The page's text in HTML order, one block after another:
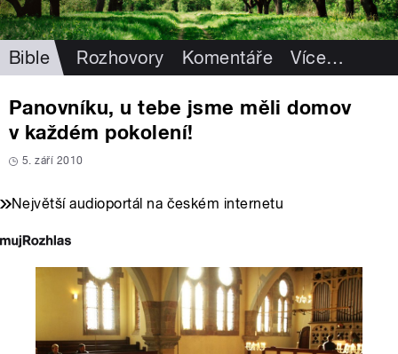
Bible Rozhovory Komentáře Více…
Panovníku, u tebe jsme měli domov
v každém pokolení!
5. září 2010
Největší audioportál na českém internetu